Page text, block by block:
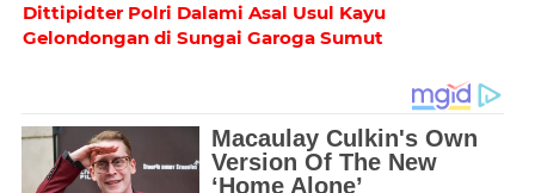
Dittipidter Polri Dalami Asal Usul Kayu
Gelondongan di Sungai Garoga Sumut